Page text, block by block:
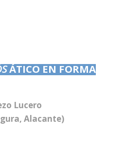
ÁTICO EN FORMA
Lucero
Alacante)